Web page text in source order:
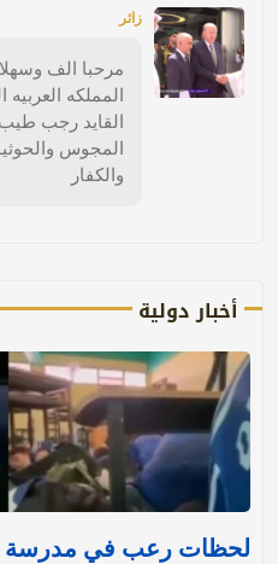
زائر
مرحبا الف
المملكه العربيه
القايد رجب طيب
المجوس
والكفار
أخبار دولية
لحظات رعب في مدرسة